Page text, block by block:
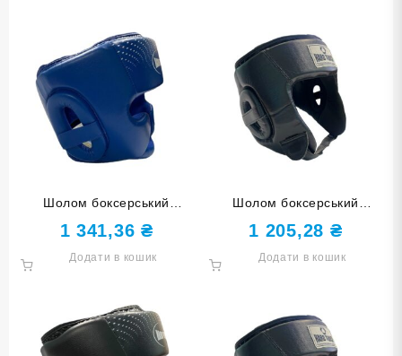
Шолом боксерський
закритий HARD TOUCH PU
синій L
1 341,36 ₴
Додати в кошик
Шолом боксерський
відкритий HARD TOUCH PU
чорний М
1 205,28 ₴
Додати в кошик